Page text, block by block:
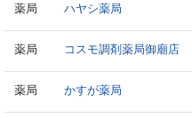
薬局 ハヤシ薬局
薬局 コスモ調剤薬局御廟店
薬局 かすが薬局